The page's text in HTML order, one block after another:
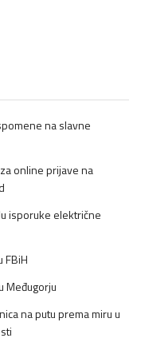
na slavne
za online prijave na
isporuke električne
FBiH
Međugorju
na putu prema miru u